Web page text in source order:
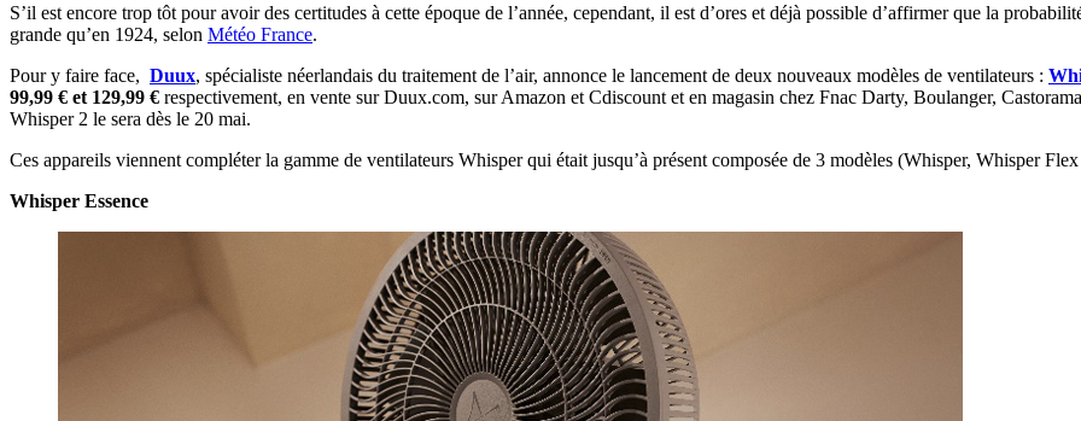
S’il est encore trop tôt pour avoir des certitudes à cette époque de l’année, cependant, il est d’ores et déjà possible d’affirmer que la
grande qu’en 1924, selon Météo France.
Pour y faire face, Duux, spécialiste néerlandais du traitement de l’air, annonce le lancement de deux nouveaux modèles de ventilateurs :
99,99 € et 129,99 € respectivement, en vente sur Duux.com, sur Amazon et Cdiscount et en magasin chez Fnac Darty, Boulanger,
Whisper 2 le sera dès le 20 mai.
Ces appareils viennent compléter la gamme de ventilateurs Whisper qui était jusqu’à présent composée de 3 modèles (Whisper, Whisper
Whisper Essence